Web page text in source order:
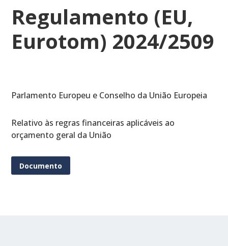
Regulamento (EU,
Eurotom) 2024/2509
Parlamento Europeu e Conselho da União Europeia
Relativo às regras financeiras aplicáveis ao
orçamento geral da União
Documento